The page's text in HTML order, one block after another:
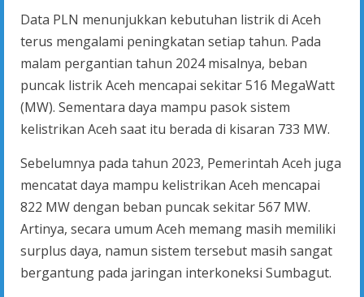
Data PLN menunjukkan kebutuhan listrik di Aceh
terus mengalami peningkatan setiap tahun. Pada
malam pergantian tahun 2024 misalnya, beban
puncak listrik Aceh mencapai sekitar 516 MegaWatt
(MW). Sementara daya mampu pasok sistem
kelistrikan Aceh saat itu berada di kisaran 733 MW.
Sebelumnya pada tahun 2023, Pemerintah Aceh juga
mencatat daya mampu kelistrikan Aceh mencapai
822 MW dengan beban puncak sekitar 567 MW.
Artinya, secara umum Aceh memang masih memiliki
surplus daya, namun sistem tersebut masih sangat
bergantung pada jaringan interkoneksi Sumbagut.